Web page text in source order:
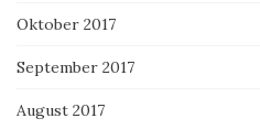
Oktober 2017
September 2017
August 2017